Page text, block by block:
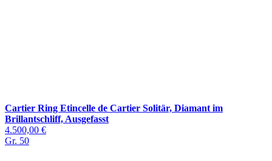
Cartier Ring Etincelle de Cartier Solitär, Diamant im
Brillantschliff, Ausgefasst
4.500,00 €
Gr. 50